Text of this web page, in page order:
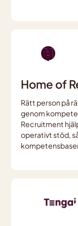
Home of
Rätt person på
genom
Recruitment
operativt stöd,